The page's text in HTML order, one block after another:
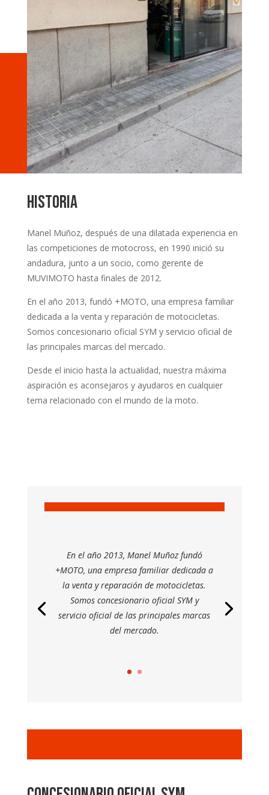
Historia
Manel Muñoz, después de una dilatada experiencia en
las competiciones de motocross, en 1990 inició su
andadura, junto a un socio, como gerente de
MUVIMOTO hasta finales de 2012.
En el año 2013, fundó +MOTO, una empresa familiar
dedicada a la venta y reparación de motocicletas.
Somos concesionario oficial SYM y servicio oficial de
las principales marcas del mercado.
Desde el inicio hasta la actualidad, nuestra máxima
aspiración es aconsejaros y ayudaros en cualquier
tema relacionado con el mundo de la moto.
En el año 2013, Manel Muñoz fundó
+MOTO, una empresa familiar dedicada a
la venta y reparación de motocicletas.
Somos concesionario oficial SYM y
servicio oficial de las principales marcas
del mercado.